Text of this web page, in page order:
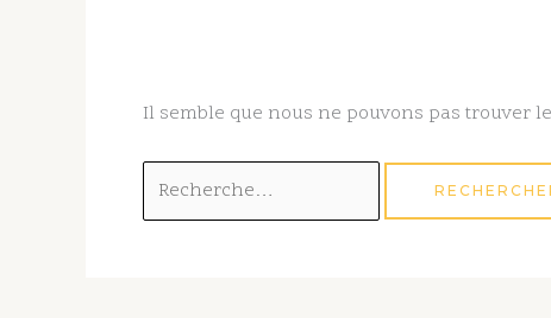
Il semble que nous ne pouvons pas trouver